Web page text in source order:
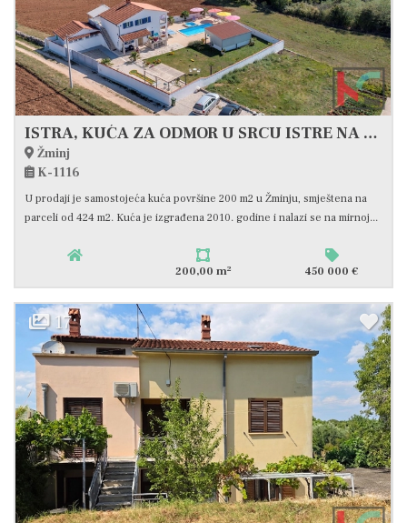
ISTRA, KUĆA ZA ODMOR U SRCU ISTRE NA OKUĆNICI OD 1215M2, PRILIKA #PRODAJA
Žminj
K-1116
U prodaji je samostojeća kuća površine 200 m2 u Žminju, smještena na
parceli od 424 m2. Kuća je izgrađena 2010. godine i nalazi se na mirnoj...
200,00 m2 450 000 €
17